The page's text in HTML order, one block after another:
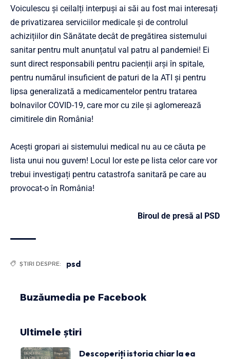
Voiculescu și ceilalți interpuși ai săi au fost mai interesați
de privatizarea serviciilor medicale și de controlul
achizițiilor din Sănătate decât de pregătirea sistemului
sanitar pentru mult anunțatul val patru al pandemiei! Ei
sunt direct responsabili pentru pacienții arși în spitale,
pentru numărul insuficient de paturi de la ATI și pentru
lipsa generalizată a medicamentelor pentru tratarea
bolnavilor COVID-19, care mor cu zile și aglomerează
cimitirele din România!
Acești gropari ai sistemului medical nu au ce căuta pe
lista unui nou guvern! Locul lor este pe lista celor care vor
trebui investigați pentru catastrofa sanitară pe care au
provocat-o în România!
Biroul de presă al PSD
ȘTIRI DESPRE: psd
Buzăumedia pe Facebook
Ultimele știri
Descoperiți istoria chiar la ea